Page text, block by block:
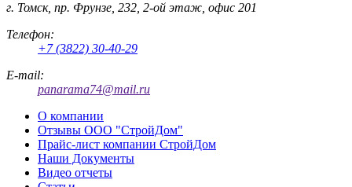
г. Томск, пр. Фрунзе, 232, 2-ой этаж, офис 201
Телефон:
+7 (3822) 30-40-29
E-mail:
panarama74@mail.ru
О компании
Отзывы ООО "СтройДом"
Прайс-лист компании СтройДом
Наши Документы
Видео отчеты